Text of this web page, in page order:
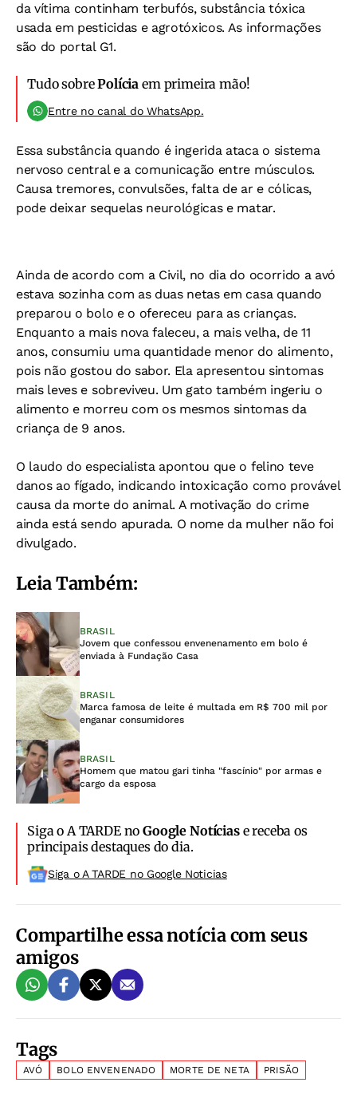
da vítima continham terbufós, substância tóxica
usada em pesticidas e agrotóxicos. As informações
são do portal G1.
Tudo sobrePolícia em primeira mão!
Entre no canal do WhatsApp.
Essa substância quando é ingerida ataca o sistema
nervoso central e a comunicação entre músculos.
Causa tremores, convulsões, falta de ar e cólicas,
pode deixar sequelas neurológicas e matar.
Ainda de acordo com a Civil, no dia do ocorrido a avó
estava sozinha com as duas netas em casa quando
preparou o bolo e o ofereceu para as crianças.
Enquanto a mais nova faleceu, a mais velha, de 11
anos, consumiu uma quantidade menor do alimento,
pois não gostou do sabor. Ela apresentou sintomas
mais leves e sobreviveu. Um gato também ingeriu o
alimento e morreu com os mesmos sintomas da
criança de 9 anos.
O laudo do especialista apontou que o felino teve
danos ao fígado, indicando intoxicação como provável
causa da morte do animal. A motivação do crime
ainda está sendo apurada. O nome da mulher não foi
divulgado.
Leia Também:
BRASIL
Jovem que confessou envenenamento em bolo é
enviada à Fundação Casa
BRASIL
Marca famosa de leite é multada em R$ 700 mil por
enganar consumidores
BRASIL
Homem que matou gari tinha "fascínio" por armas e
cargo da esposa
Siga o A TARDE noGoogle Notíciase receba os
principais destaques do dia.
Siga o A TARDE no Google Noticias
Compartilhe essa notícia com seus
amigos
Tags
AVÓ BOLO ENVENENADO MORTE DE NETA PRISÃO